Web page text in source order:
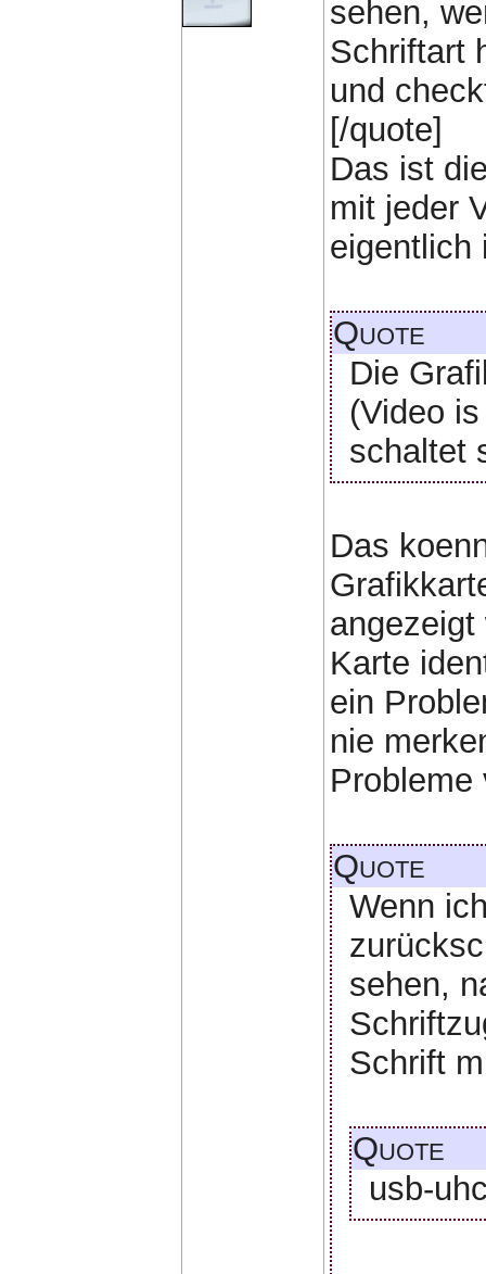
sehen,
Schriftart
und
[/quote]
Das ist
mit jeder
eigentlich
Quote
Die
(Video
schaltet
Das
Karte
ein
nie
Probleme
Quote
Wenn
sehen,
Schrift
Quote
usb-